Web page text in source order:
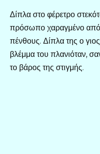
Δίπλα στο φέρετρο
πρόσωπο χαραγμένο από
πένθους. Δίπλα της ο
βλέμμα του πλανιόταν,
το βάρος της στιγμής.